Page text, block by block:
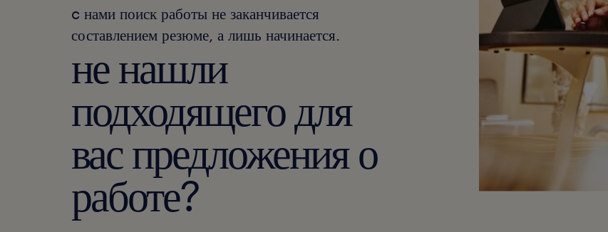
c нами поиск работы не заканчивается
составлением резюме, а лишь начинается.
не нашли
подходящего для
вас предложения о
работе?